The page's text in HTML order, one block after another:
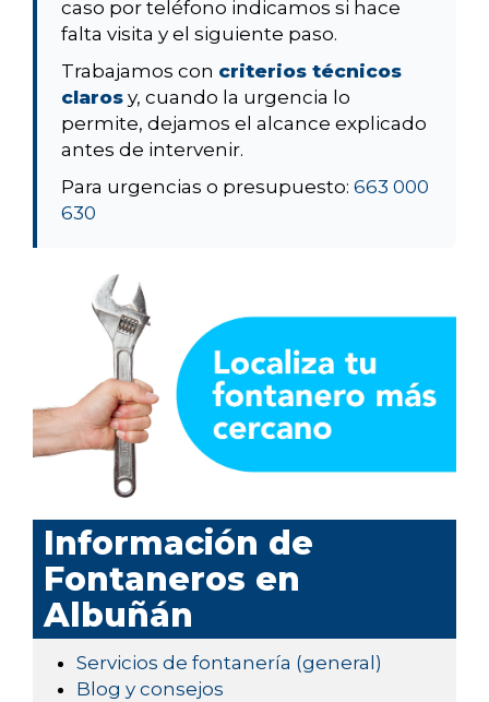
caso por teléfono indicamos si hace
falta visita y el siguiente paso.
Trabajamos con criterios técnicos
claros y, cuando la urgencia lo
permite, dejamos el alcance explicado
antes de intervenir.
Para urgencias o presupuesto: 663 000
630
Información de
Fontaneros en
Albuñán
Servicios de fontanería (general)
Blog y consejos